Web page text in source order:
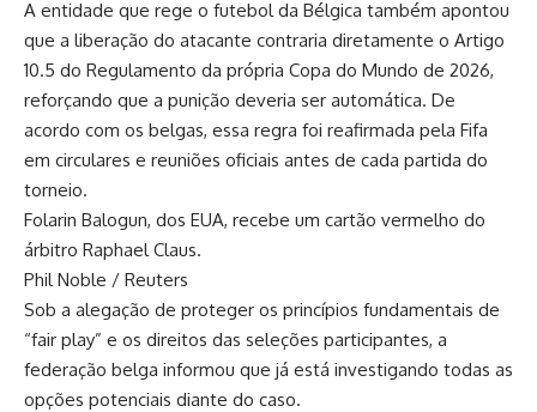
A entidade que rege o futebol da Bélgica também apontou
que a liberação do atacante contraria diretamente o Artigo
10.5 do Regulamento da própria Copa do Mundo de 2026,
reforçando que a punição deveria ser automática. De
acordo com os belgas, essa regra foi reafirmada pela Fifa
em circulares e reuniões oficiais antes de cada partida do
torneio.
Folarin Balogun, dos EUA, recebe um cartão vermelho do
árbitro Raphael Claus.
Phil Noble / Reuters
Sob a alegação de proteger os princípios fundamentais de
“fair play” e os direitos das seleções participantes, a
federação belga informou que já está investigando todas as
opções potenciais diante do caso.